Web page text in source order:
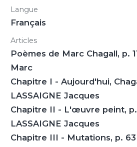
Langue
Français
Articles
Poèmes de Marc Chagall, p.
Marc
Chapitre I - Aujourd'hui,
LASSAIGNE Jacques
Chapitre II - L'œuvre peint,
LASSAIGNE Jacques
Chapitre III - Mutations, p. 63